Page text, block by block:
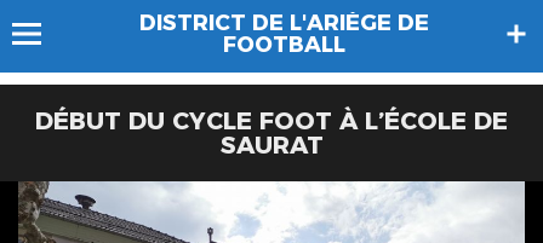
DISTRICT DE L'ARIÈGE DE
FOOTBALL
DÉBUT DU CYCLE FOOT À L’ÉCOLE DE
SAURAT